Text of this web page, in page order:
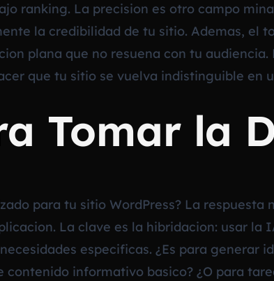
ranking. La precision es otro campo
la credibilidad de tu sitio. Ademas, el
plana que no resuena con tu
que tu sitio se vuelva indistinguible en
Tomar la
para tu sitio WordPress? La respuesta
La clave es la hibridacion: usar la
especificas. ¿Es para generar
contenido informativo basico? ¿O para